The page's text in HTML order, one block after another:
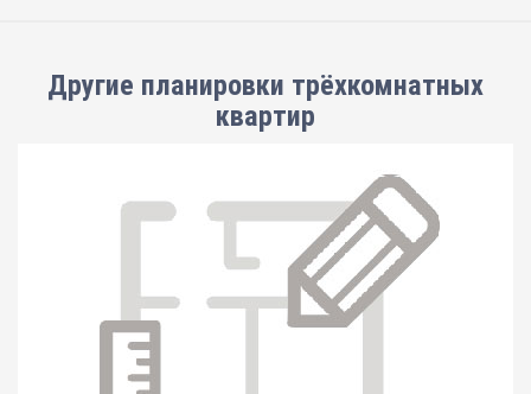
Другие планировки трёхкомнатных
квартир